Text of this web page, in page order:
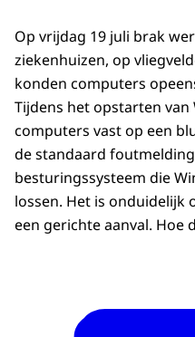
Op vrijdag 19 juli brak
ziekenhuizen, op
konden computers
Tijdens het opstarten
computers vast op een
de standaard
besturingssysteem die
lossen. Het is onduidelijk
een gerichte aanval. Hoe